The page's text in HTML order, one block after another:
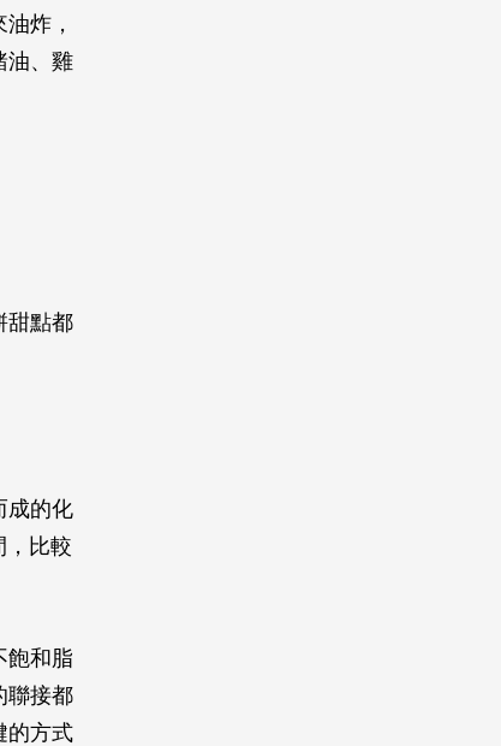
炸，
油、雞
甜點都
成的化
，比較
飽和脂
聯接都
的方式